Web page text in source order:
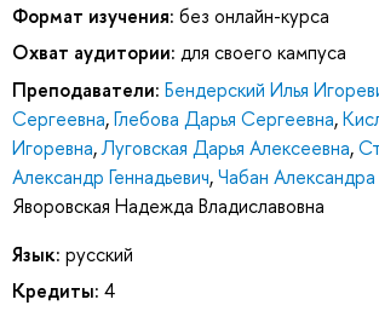
Формат изучения: без онлайн-курса
Охват аудитории: для своего кампуса
Преподаватели: Бендерский Илья
Сергеевна,Глебова Дарья Сергеевна,
Игоревна,Луговская Дарья Алексеевна,
Александр Геннадьевич,Чабан
Яворовская Надежда Владиславовна
Язык: русский
Кредиты: 4